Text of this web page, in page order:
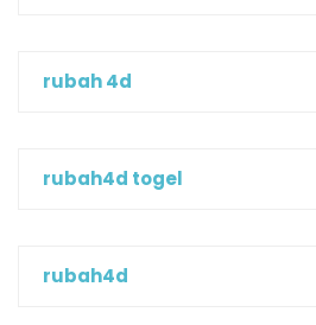
rubah 4d
rubah4d togel
rubah4d